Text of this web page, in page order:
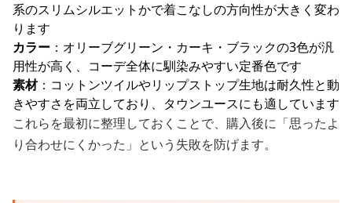
系のスリムシルエットかで着こなしの方向性が大きく変わ
ります
カラー ：オリーブグリーン・カーキ・ブラックの3色が汎
用性が高く、コーデ全体に馴染みやすい定番色です
素材：コットンツイルやリップストップ生地は耐久性と動
きやすさを両立しており、タウンユースにも適しています
これらを最初に整理しておくことで、購入後に「思ったよ
り合わせにくかった」という失敗を防げます。